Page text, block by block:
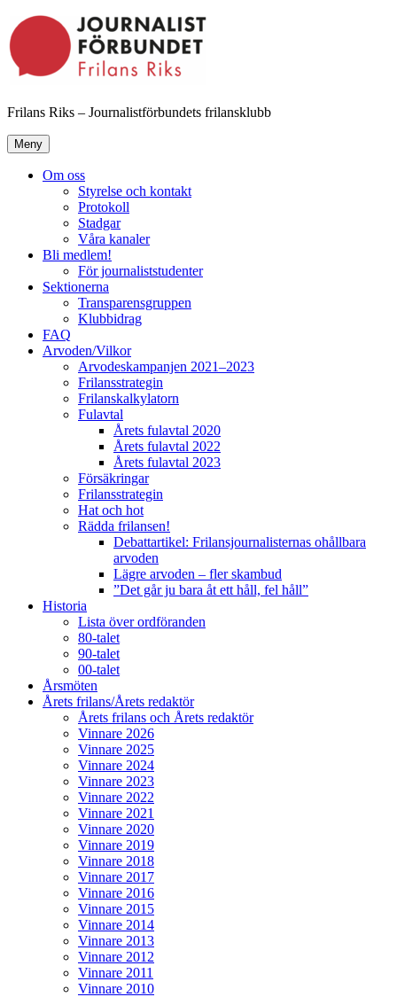
Hoppa
till
innehåll
Frilans Riks – Journalistförbundets frilansklubb
Meny
Om oss
Styrelse och kontakt
Protokoll
Stadgar
Våra kanaler
Bli medlem!
För journaliststudenter
Sektionerna
Transparensgruppen
Klubbidrag
FAQ
Arvoden/Vilkor
Arvodeskampanjen 2021–2023
Frilansstrategin
Frilanskalkylatorn
Fulavtal
Årets fulavtal 2020
Årets fulavtal 2022
Årets fulavtal 2023
Försäkringar
Frilansstrategin
Hat och hot
Rädda frilansen!
Debattartikel: Frilansjournalisternas ohållbara
arvoden
Lägre arvoden – fler skambud
”Det går ju bara åt ett håll, fel håll”
Historia
Lista över ordföranden
80-talet
90-talet
00-talet
Årsmöten
Årets frilans/Årets redaktör
Årets frilans och Årets redaktör
Vinnare 2026
Vinnare 2025
Vinnare 2024
Vinnare 2023
Vinnare 2022
Vinnare 2021
Vinnare 2020
Vinnare 2019
Vinnare 2018
Vinnare 2017
Vinnare 2016
Vinnare 2015
Vinnare 2014
Vinnare 2013
Vinnare 2012
Vinnare 2011
Vinnare 2010